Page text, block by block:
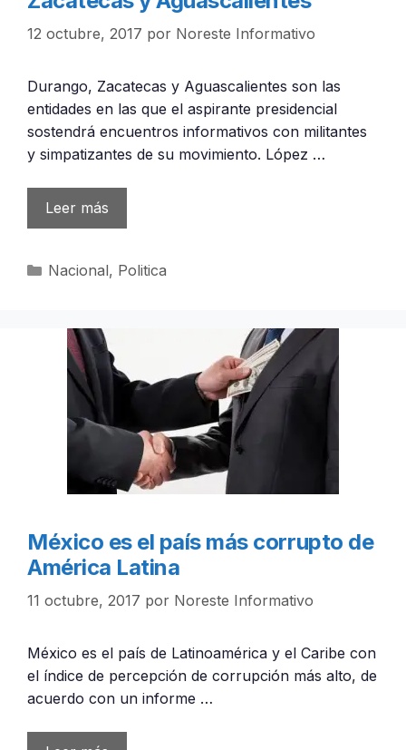
12 octubre, 2017 por Noreste Informativo
Durango, Zacatecas y Aguascalientes son las
entidades en las que el aspirante presidencial
sostendrá encuentros informativos con militantes
y simpatizantes de su movimiento. López …
Leer más
Categorías
Nacional, Politica
México es el país más corrupto de
América Latina
11 octubre, 2017 por Noreste Informativo
México es el país de Latinoamérica y el Caribe con
el índice de percepción de corrupción más alto, de
acuerdo con un informe …